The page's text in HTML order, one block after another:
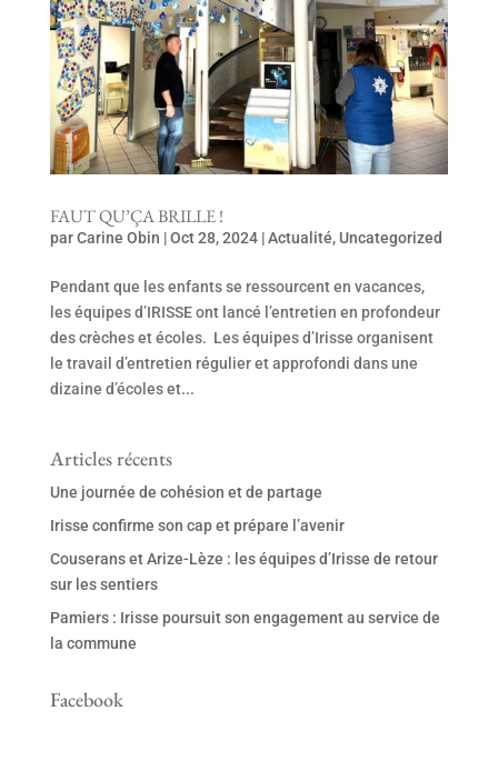
FAUT QU’ÇA BRILLE !
parCarine Obin |Oct 28, 2024|Actualité, Uncategorized
Pendant que les enfants se ressourcent en vacances,
les équipes d’IRISSE ont lancé l’entretien en profondeur
des crèches et écoles. Les équipes d’Irisse organisent
le travail d’entretien régulier et approfondi dans une
dizaine d’écoles et...
Articles récents
Une journée de cohésion et de partage
Irisse confirme son cap et prépare l’avenir
Couserans et Arize-Lèze : les équipes d’Irisse de retour
sur les sentiers
Pamiers : Irisse poursuit son engagement au service de
la commune
Facebook